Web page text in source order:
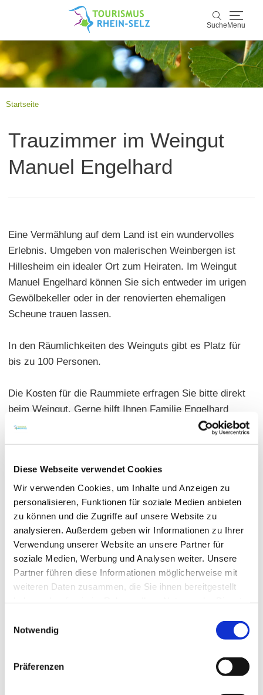
Diese Webseite verwendet Cookies
Wir verwenden Cookies, um Inhalte und Anzeigen zu
personalisieren, Funktionen für soziale Medien anbieten
zu können und die Zugriffe auf unsere Website zu
analysieren. Außerdem geben wir Informationen zu Ihrer
Verwendung unserer Website an unsere Partner für
soziale Medien, Werbung und Analysen weiter. Unsere
Partner führen diese Informationen möglicherweise mit
weiteren Daten zusammen, die Sie ihnen bereitgestellt
Notwendig
Präferenzen
Suche Menu
Suche
Rhein-Selz
Kultur & Events
Startseite
Trauzimmer im Weingut
Manuel Engelhard
Eine Vermählung auf dem Land ist ein wundervolles
Erlebnis. Umgeben von malerischen Weinbergen ist
Hillesheim ein idealer Ort zum Heiraten. Im Weingut
Manuel Engelhard können Sie sich entweder im urigen
Gewölbekeller oder in der renovierten ehemaligen
Scheune trauen lassen.
In den Räumlichkeiten des Weinguts gibt es Platz für
bis zu 100 Personen.
Die Kosten für die Raummiete erfragen Sie bitte direkt
beim Weingut. Gerne hilft Ihnen Familie Engelhard
auch bei der Umsetzung Ihrer Veranstaltung. Senden